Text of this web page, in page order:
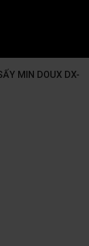
MIN DOUX DX-